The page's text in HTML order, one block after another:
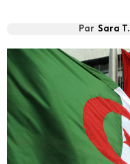
Par Sara T.